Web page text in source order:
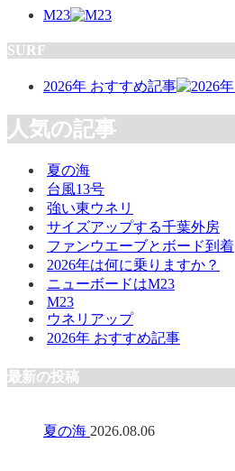
M23
SURF
2026年 おすすめ記事
人気の記事
夏の海
台風13号
強い東ウネリ
サイズアップする千葉外房
ファンウエーブとボード到着
2026年は何に乗りますか？
ニューボードはM23
M23
ウネリアップ
2026年 おすすめ記事
最新の投稿
夏の海 2026.08.06